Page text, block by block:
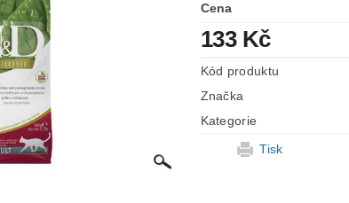
Cena
133 Kč
Kód produktu
Značka
Kategorie
Tisk